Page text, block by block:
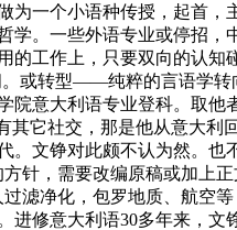
个小语种传授，起首，
学。一些外语专业或停招
工作上，只要双向的认
或转型——纯粹的言语学
院意大利语专业登科。取
其它社交，那是他从意大
。文铮对此颇不认为然。
针，需要改编原稿或加上
滤净化，包罗地质、航空
进修意大利语30多年来，